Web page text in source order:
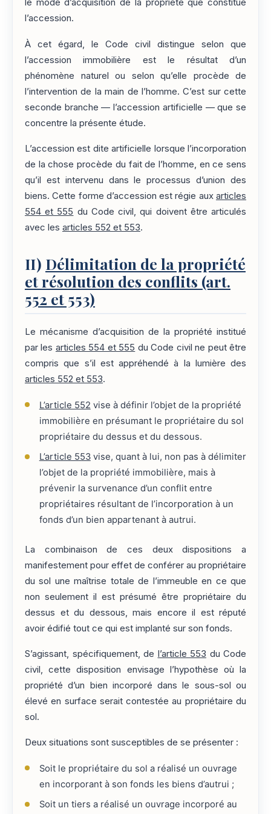
le mode d’acquisition de la propriété que constitue
l’accession.
À cet égard, le Code civil distingue selon que
l’accession immobilière est le résultat d’un
phénomène naturel ou selon qu’elle procède de
l’intervention de la main de l’homme. C’est sur cette
seconde branche — l’accession artificielle — que se
concentre la présente étude.
L’accession est dite artificielle lorsque l’incorporation
de la chose procède du fait de l’homme, en ce sens
qu’il est intervenu dans le processus d’union des
biens. Cette forme d’accession est régie aux articles
554 et 555 du Code civil, qui doivent être articulés
avec les articles 552 et 553.
II) Délimitation de la propriété
et résolution des conflits (art.
552 et 553)
Le mécanisme d’acquisition de la propriété institué
par les articles 554 et 555 du Code civil ne peut être
compris que s’il est appréhendé à la lumière des
articles 552 et 553.
L’article 552 vise à définir l’objet de la propriété
immobilière en présumant le propriétaire du sol
propriétaire du dessus et du dessous.
L’article 553vise, quant à lui, non pas à délimiter
l’objet de la propriété immobilière, mais à
prévenir la survenance d’un conflit entre
propriétaires résultant de l’incorporation à un
fonds d’un bien appartenant à autrui.
La combinaison de ces deux dispositions a
manifestement pour effet de conférer au propriétaire
du sol une maîtrise totale de l’immeuble en ce que
non seulement il est présumé être propriétaire du
dessus et du dessous, mais encore il est réputé
avoir édifié tout ce qui est implanté sur son fonds.
S’agissant, spécifiquement, de l’article 553 du Code
civil, cette disposition envisage l’hypothèse où la
propriété d’un bien incorporé dans le sous-sol ou
élevé en surface serait contestée au propriétaire du
sol.
Deux situations sont susceptibles de se présenter :
Soit le propriétaire du sol a réalisé un ouvrage
en incorporant à son fonds les biens d’autrui ;
Soit un tiers a réalisé un ouvrage incorporé au